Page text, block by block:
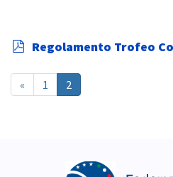
p
f
Regolamento Trofeo
« 1 2